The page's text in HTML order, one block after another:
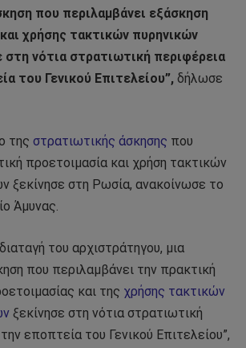
που περιλαμβάνει εξάσκηση
χρήσης τακτικών πυρηνικών
στη νότια στρατιωτική περιφέρεια
του Γενικού Επιτελείου”, δήλωσε
της στρατιωτικής άσκησης που
προετοιμασία και χρήση τακτικών
ξεκίνησε στη Ρωσία, ανακοίνωσε το
Άμυνας.
του αρχιστράτηγου, μια
που περιλαμβάνει την πρακτική
και της χρήσης τακτικών
ξεκίνησε στη νότια στρατιωτική
εποπτεία του Γενικού Επιτελείου”,